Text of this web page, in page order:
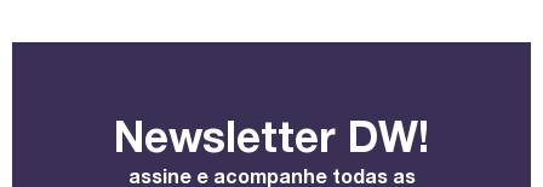
Newsletter DW!
assine e acompanhe todas as